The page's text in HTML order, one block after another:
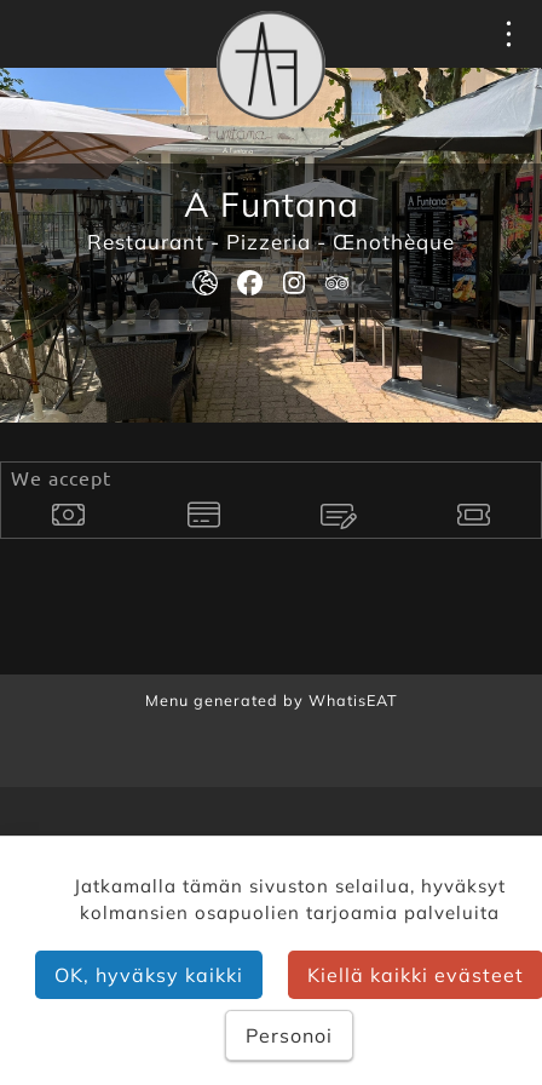
A Funtana
Restaurant - Pizzeria - Œnothèque
We accept
Menu generated by WhatisEAT
Jatkamalla tämän sivuston selailua, hyväksyt
kolmansien osapuolien tarjoamia palveluita
OK, hyväksy kaikki Kiellä kaikki evästeet
Personoi